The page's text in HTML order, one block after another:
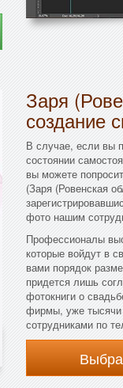
Заря
создание
В случае, если вы
состоянии
вы можете
(Заря (Ровенская
фото нашим
Профессионалы
которые войдут в
вами порядок
придется лишь
фотокниги о
фирмы, уже тысячи
сотрудниками по